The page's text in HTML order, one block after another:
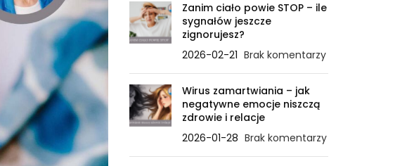
Zanim ciało powie STOP – ile
sygnałów jeszcze
zignorujesz?
2026-02-21 Brak komentarzy
Wirus zamartwiania – jak
negatywne emocje niszczą
zdrowie i relacje
2026-01-28 Brak komentarzy